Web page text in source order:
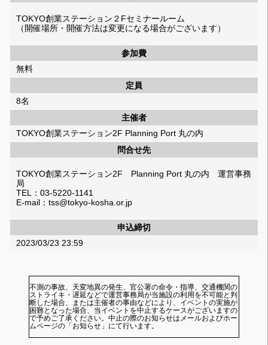
TOKYO創業ステーション２Fセミナールーム
（開催場所・開催方法は変更になる場合がございます）
参加費
無料
定員
8名
主催者
TOKYO創業ステーション2F Planning Port 丸の内
問合せ先
TOKYO創業ステーション2F Planning Port 丸の内 運営事務
局
TEL：03-5220-1141
E-mail：tss@tokyo-kosha.or.jp
申込締切
2023/03/23 23:59
不測の事故、天変地異の発生、官公署の命令・指導、交通機関の
ストライキ・遅延などで運営事務局が当施設の利用を不可能と判
断した場合、または主催者の事由などにより、イベントの実施が
困難となった場合、当イベントを中止するケースがございますの
で予めご了承ください。中止の際のお知らせはメールおよびホー
ムページの「お知らせ」にて行います。